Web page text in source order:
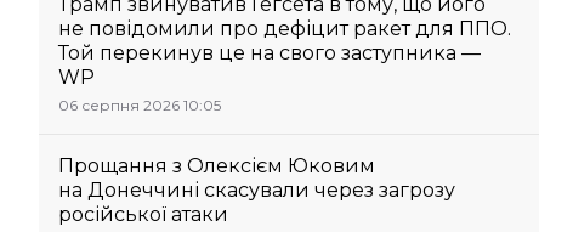
не повідомили про дефіцит ракет для ППО.
Той перекинув це на свого заступника —
WP
06 серпня 2026 10:05
Прощання з Олексієм Юковим
на Донеччині скасували через загрозу
російської атаки